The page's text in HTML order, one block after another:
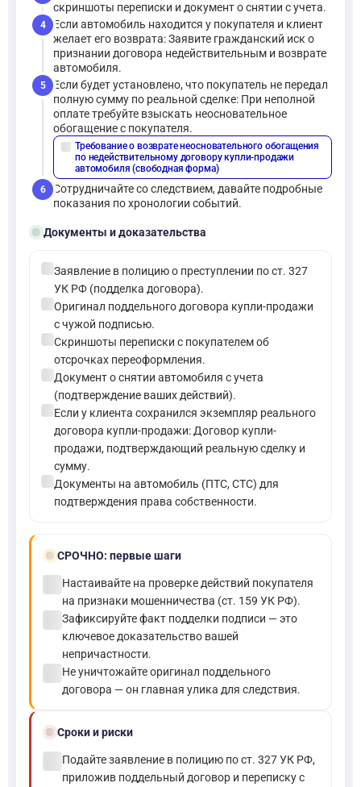
скриншоты переписки и документ о снятии с учета.
4
Если автомобиль находится у покупателя и клиент
желает его возврата: Заявите гражданский иск о
признании договора недействительным и возврате
автомобиля.
5
Если будет установлено, что покупатель не передал
полную сумму по реальной сделке: При неполной
оплате требуйте взыскать неосновательное
обогащение с покупателя.
Требование о возврате неосновательного обогащения
по недействительному договору купли-продажи
автомобиля (свободная форма)
6
Сотрудничайте со следствием, давайте подробные
показания по хронологии событий.
folder_openДокументы и доказательства
Заявление в полицию о преступлении по ст. 327
УК РФ (подделка договора).
Оригинал поддельного договора купли-продажи
с чужой подписью.
Скриншоты переписки с покупателем об
отсрочках переоформления.
Документ о снятии автомобиля с учета
(подтверждение ваших действий).
Если у клиента сохранился экземпляр реального
договора купли-продажи: Договор купли-
продажи, подтверждающий реальную сделку и
сумму.
Документы на автомобиль (ПТС, СТС) для
подтверждения права собственности.
boltСРОЧНО: первые шаги
Настаивайте на проверке действий покупателя
на признаки мошенничества (ст. 159 УК РФ).
Зафиксируйте факт подделки подписи — это
ключевое доказательство вашей
непричастности.
Не уничтожайте оригинал поддельного
договора — он главная улика для следствия.
schedule Сроки и риски
Подайте заявление в полицию по ст. 327 УК РФ,
приложив поддельный договор и переписку с